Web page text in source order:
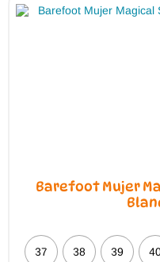
Barefoot Mujer
37 38 39